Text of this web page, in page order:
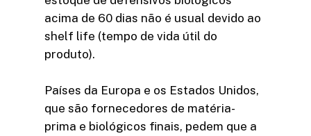
acima de 60 dias não é usual devido ao
shelf life (tempo de vida útil do
produto).
Países da Europa e os Estados Unidos,
que são fornecedores de matéria-
prima e biológicos finais, pedem que a